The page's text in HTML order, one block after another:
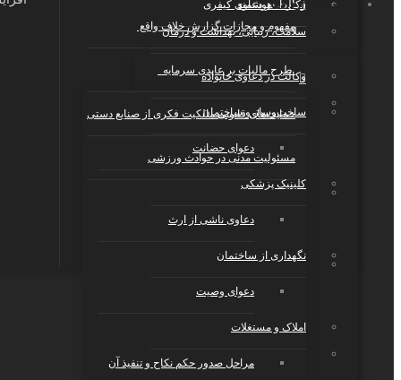
قرارداد هوشمند
سلامت، زیبایی، بهداشت و درمان
اطلاعات، رسانه
صنایع، تولید، حمل‌ونقل
رستوران، کافی‌شاپ، هتل و
وکالت در دعاوی کیفری
وکالت در دعاوی خانواده
دعوای حضانت
دعاوی ناشی از ارث
دعوای وصیت
مراحل صدور حکم نکاح و تنفیذ آن
مفهوم و مجازات گزارش خلاف واقع
طرح مالیات بر عایدی سرمایه
حمایت‌های قانونی مالکیت فکری از صنایع دستی
مسئولیت مدنی در حوادث ورزشی
بانک قراردادها
ساخت‌وساز و ساختمان
کلینیک پزشکی
نگهداری از ساختمان
املاک و مستغلات